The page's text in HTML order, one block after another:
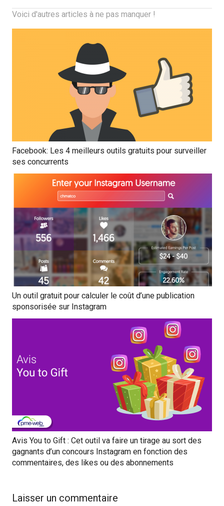
Voici d'autres articles à ne pas manquer !
Facebook: Les 4 meilleurs outils gratuits pour surveiller
ses concurrents
Un outil gratuit pour calculer le coût d’une publication
sponsorisée sur Instagram
Avis You to Gift : Cet outil va faire un tirage au sort des
gagnants d’un concours Instagram en fonction des
commentaires, des likes ou des abonnements
Laisser un commentaire